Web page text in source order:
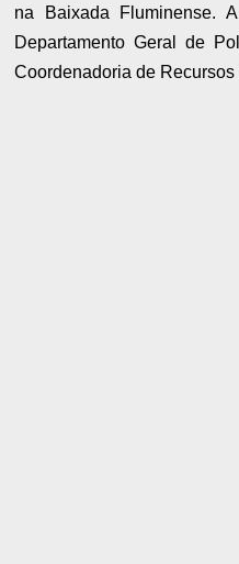
na Baixada Fluminense.
Departamento Geral de
Coordenadoria de Recursos